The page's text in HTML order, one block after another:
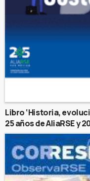
Libro ‘Historia,
25 años de AliaRSE y